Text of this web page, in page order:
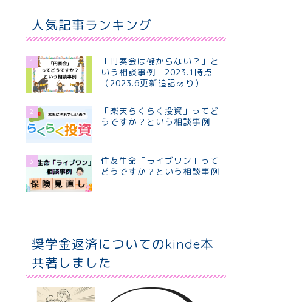
人気記事ランキング
1
「円奏会は儲からない？」と
いう相談事例 2023.1時点
（2023.6更新追記あり）
2
「楽天らくらく投資」ってど
うですか？という相談事例
3
住友生命「ライブワン」って
どうですか？という相談事例
奨学金返済についてのkinde本
共著しました